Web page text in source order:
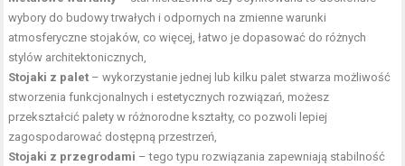
wybory do budowy trwałych i odpornych na zmienne warunki
atmosferyczne stojaków, co więcej, łatwo je dopasować do różnych
stylów architektonicznych,
Stojaki z palet – wykorzystanie jednej lub kilku palet stwarza możliwość
stworzenia funkcjonalnych i estetycznych rozwiązań, możesz
przekształcić palety w różnorodne kształty, co pozwoli lepiej
zagospodarować dostępną przestrzeń,
Stojaki z przegrodami – tego typu rozwiązania zapewniają stabilność